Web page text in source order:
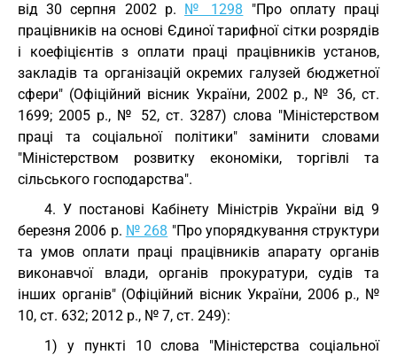
від 30 серпня 2002 р. № 1298 "Про оплату праці
працівників на основі Єдиної тарифної сітки розрядів
і коефіцієнтів з оплати праці працівників установ,
закладів та організацій окремих галузей бюджетної
сфери" (Офіційний вісник України, 2002 р., № 36, ст.
1699; 2005 р., № 52, ст. 3287) слова "Міністерством
праці та соціальної політики" замінити словами
"Міністерством розвитку економіки, торгівлі та
сільського господарства".
4. У постанові Кабінету Міністрів України від 9
березня 2006 р. № 268 "Про упорядкування структури
та умов оплати праці працівників апарату органів
виконавчої влади, органів прокуратури, судів та
інших органів" (Офіційний вісник України, 2006 р., №
10, ст. 632; 2012 р., № 7, ст. 249):
1) у пункті 10 слова "Міністерства соціальної